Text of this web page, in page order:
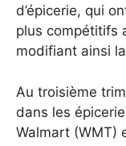
d’épicerie, qui
plus compétitifs
modifiant ainsi
Au troisième
dans les
Walmart (WMT)